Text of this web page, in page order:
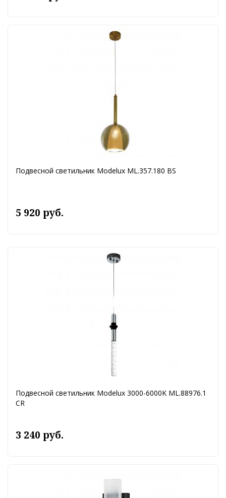
Подвесной светильник Modelux ML.357.180 BS
5 920 руб.
Подвесной светильник Modelux 3000-6000K ML.88976.1
CR
3 240 руб.